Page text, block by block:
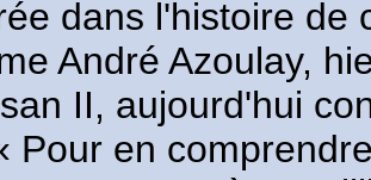
dans l'histoire de
André Azoulay,
II, aujourd'hui
Pour en